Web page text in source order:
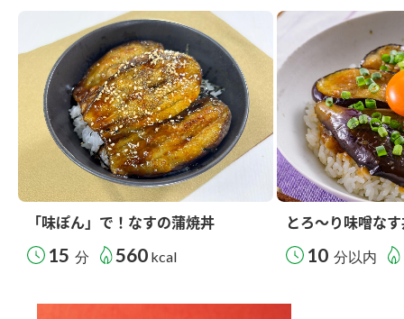
「味ぽん」で！なすの蒲焼丼
15 分 560 kcal
とろ～り味噌な
10 分以内